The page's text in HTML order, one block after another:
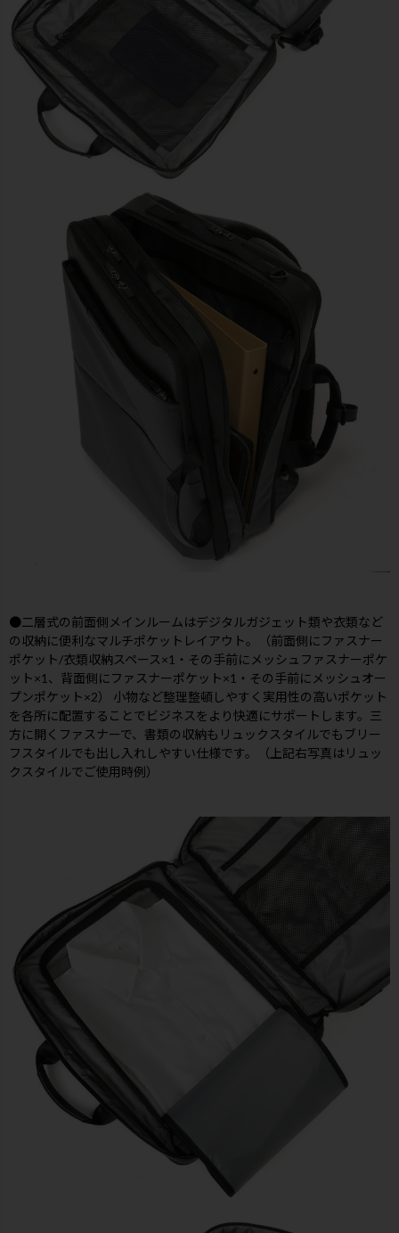
●二層式の前面側メインルームはデジタルガジェット類や衣類など
の収納に便利なマルチポケットレイアウト。（前面側にファスナー
ポケット/衣類収納スペース×1・その手前にメッシュファスナーポケ
ット×1、背面側にファスナーポケット×1・その手前にメッシュオー
プンポケット×2） 小物など整理整頓しやすく実用性の高いポケット
を各所に配置することでビジネスをより快適にサポートします。三
方に開くファスナーで、書類の収納もリュックスタイルでもブリー
フスタイルでも出し入れしやすい仕様です。（上記右写真はリュッ
クスタイルでご使用時例）